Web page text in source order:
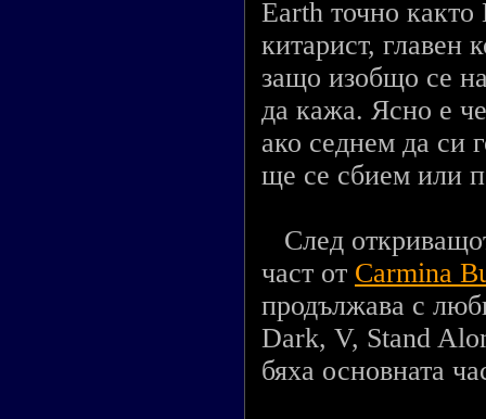
Earth точно
китарист, главен
защо изобщо се
да кажа. Ясно е
ако седнем да си
ще се сбием или
След
част от Carmina
продължава с
Dark, V, Stand
бяха основната